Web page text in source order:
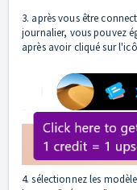
3. après vous être
journalier, vous pouvez
après avoir cliqué sur
4. sélectionnez les